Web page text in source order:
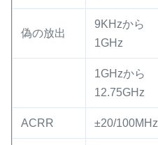
偽の放出
9KHzから
1GHz
1GHzから
12.75GHz
ACRR ±20/100MHz